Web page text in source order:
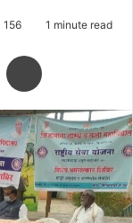
156 1 minute read
Share via Email